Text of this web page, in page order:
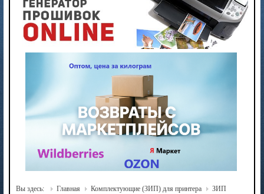
Вы здесь: Главная Комплектующие (ЗИП) для принтера
ЗИП